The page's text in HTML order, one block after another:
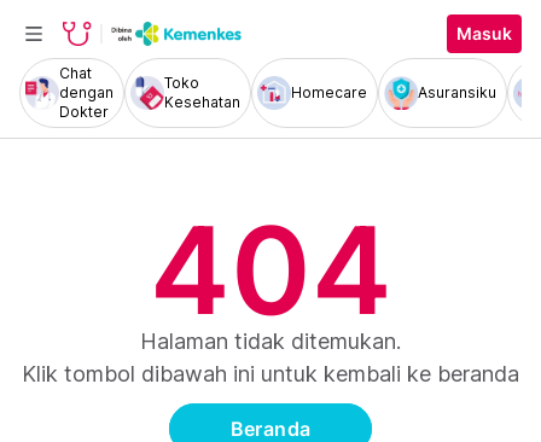
Masuk
Chat
dengan
Dokter
Toko
Kesehatan
Homecare Asuransiku
404
Halaman tidak ditemukan.
Klik tombol dibawah ini untuk kembali ke beranda
Beranda